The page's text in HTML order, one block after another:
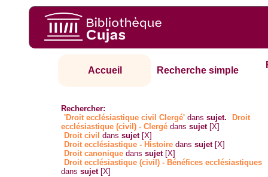
Accueil Recherche simple
Rechercher:
'Droit ecclésiastique civil Clergé' danssujet.
Droit
ecclésiastique (civil) - Clergé danssujet [X]
Droit civil danssujet [X]
Droit ecclésiastique - Histoire danssujet [X]
Droit canonique danssujet [X]
Droit ecclésiastique (civil) - Bénéfices ecclésiastiques
danssujet [X]